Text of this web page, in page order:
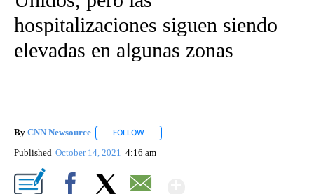
hospitalizaciones siguen siendo
elevadas en algunas zonas
By CNN Newsource FOLLOW
Published October 14, 2021 4:16 am